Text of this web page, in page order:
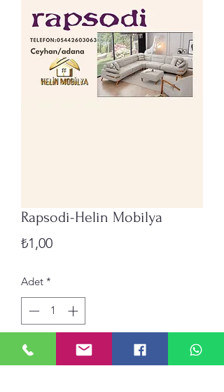
Rapsodi-Helin Mobilya
₺1,00Fiyat
Adet *
Sepete Ekle